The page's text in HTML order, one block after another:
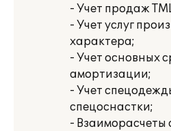
- Учет продаж
- Учет услуг
характера;
- Учет основных
амортизации;
- Учет
спецоснастки;
- Взаиморасчеты